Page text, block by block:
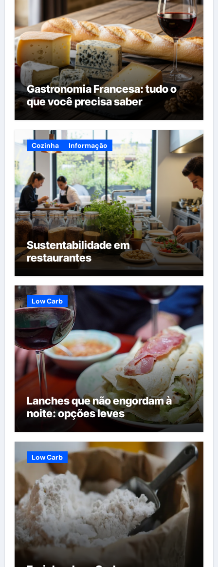
Gastronomia Francesa: tudo o
que você precisa saber
Cozinha Informação
Sustentabilidade em
restaurantes
Low Carb
Lanches que não engordam à
noite: opções leves
Low Carb